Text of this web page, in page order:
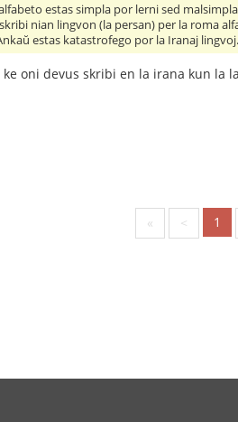
estas simpla por lerni sed
nian lingvon (la persan) per la roma
estas katastrofego por la Iranaj
ke oni devus skribi en la irana kun la
« < 1